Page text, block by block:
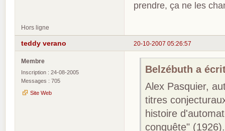
prendre, ça ne les
Hors ligne
20-10-2007 05:26:57
teddy verano
Membre
Inscription : 24-08-2005
Messages : 705
Site Web
Belzébuth a
Alex Pasquier,
titres
histoire
conquête"